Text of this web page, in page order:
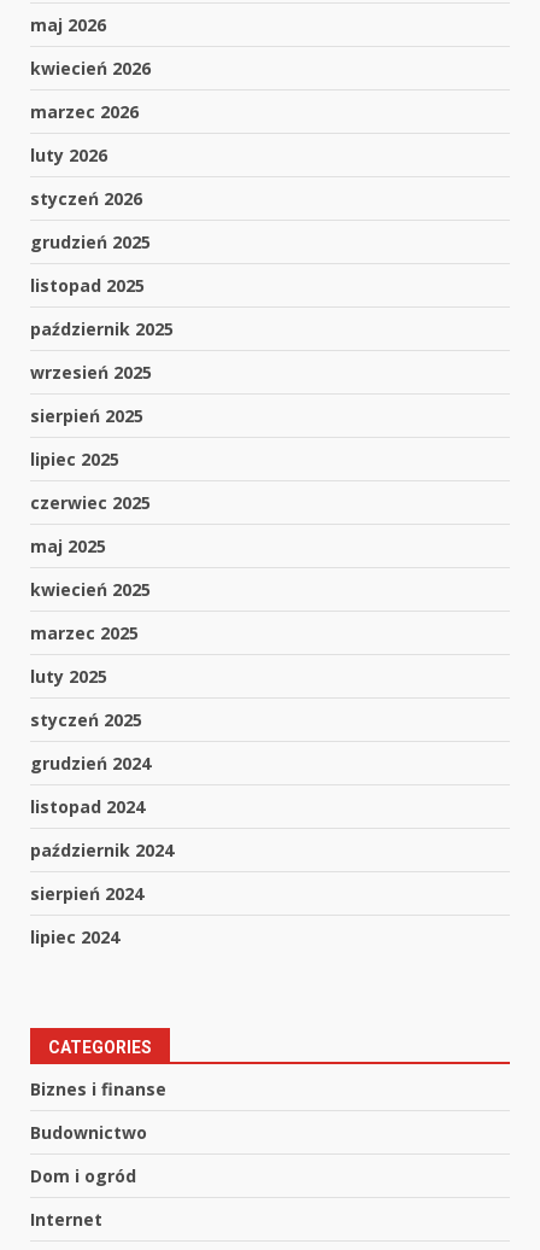
maj 2026
kwiecień 2026
marzec 2026
luty 2026
styczeń 2026
grudzień 2025
listopad 2025
październik 2025
wrzesień 2025
sierpień 2025
lipiec 2025
czerwiec 2025
maj 2025
kwiecień 2025
marzec 2025
luty 2025
styczeń 2025
grudzień 2024
listopad 2024
październik 2024
sierpień 2024
lipiec 2024
CATEGORIES
Biznes i finanse
Budownictwo
Dom i ogród
Internet